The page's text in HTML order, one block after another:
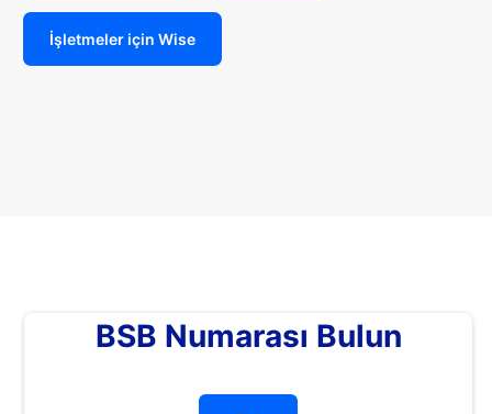
İşletmeler için Wise
BSB Numarası Bulun